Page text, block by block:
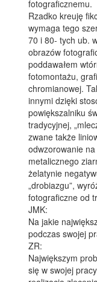
fotograficznemu.
Rzadko kreuję
wymaga tego
70 i 80- tych ub.
obrazów
poddawałem
fotomontażu,
chromianowej.
innymi dzięki
powiększalniku
tradycyjnej,
zwane także
odwzorowanie
metalicznego
żelatynie
„drobiazgu”,
fotograficzne od
JMK:
Na jakie
podczas swojej
ZR:
Największym
się w swojej